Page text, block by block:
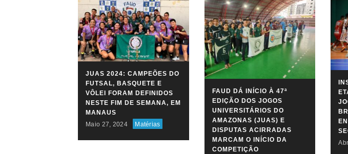
JUAS 2024: CAMPEÕES DO
FUTSAL, BASQUETE E
VÔLEI FORAM DEFINIDOS
NESTE FIM DE SEMANA, EM
MANAUS
Maio 27, 2024
Matérias
FAUD DÁ INÍCIO À 47ª
EDIÇÃO DOS JOGOS
UNIVERSITÁRIOS DO
AMAZONAS (JUAS) E
DISPUTAS ACIRRADAS
MARCAM O INÍCIO DA
COMPETIÇÃO